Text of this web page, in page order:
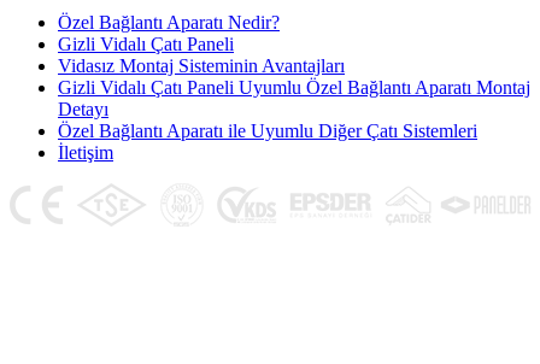
Özel Bağlantı Aparatı Nedir?
Gizli Vidalı Çatı Paneli
Vidasız Montaj Sisteminin Avantajları
Gizli Vidalı Çatı Paneli Uyumlu Özel Bağlantı Aparatı Montaj
Detayı
Özel Bağlantı Aparatı ile Uyumlu Diğer Çatı Sistemleri
İletişim